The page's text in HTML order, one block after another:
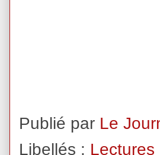
Publié par Le
Libellés : Lectures